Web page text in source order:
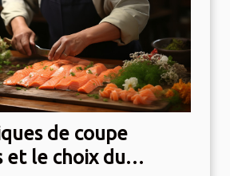
de coupe
et le choix du